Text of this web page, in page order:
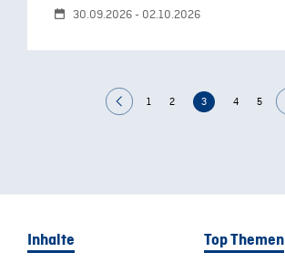
30.09.2026 - 02.10.2026
1 2 3 4 5
Inhalte Top Themen